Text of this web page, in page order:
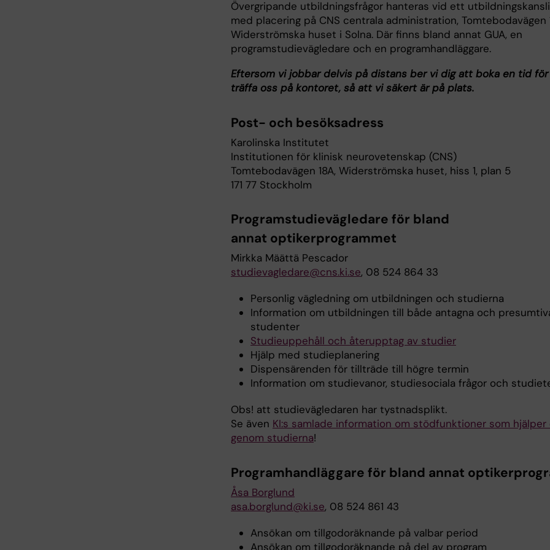
Övergripande utbildningsfrågor hanteras vid ett utbildningskansli
med placering på CNS centrala administration, Tomtebodavägen
Widerströmska huset i Solna. Där finns bland annat GUA, en
programstudievägledare och en programhandläggare.
Eftersom vi jobbar delvis på distans ber vi dig att boka en tid
träffa oss på kontoret, så att vi säkert är på plats.
Post- och besöksadress
Karolinska Institutet
Institutionen för klinisk neurovetenskap (CNS)
Tomtebodavägen 18A, Widerströmska huset, hiss 1, plan 5
171 77 Stockholm
Programstudievägledare för bland
annat optikerprogrammet
Mirkka Määttä Pescador
studievagledare@cns.ki.se, 08 524 864 33
Personlig vägledning om utbildningen och studierna
Information om utbildningen till både antagna och
studenter
Studieuppehåll och återupptag av studier
Hjälp med studieplanering
Dispensärenden för tillträde till högre termin
Information om studievanor, studiesociala frågor och
Obs! att studievägledaren har tystnadsplikt.
Se även KI:s samlade information om stödfunktioner som hjälper
genom studierna!
Programhandläggare för bland annat
Åsa Borglund
asa.borglund@ki.se, 08 524 861 43
Ansökan om tillgodoräknande på valbar period
Ansökan om tillgodoräknande på del av program